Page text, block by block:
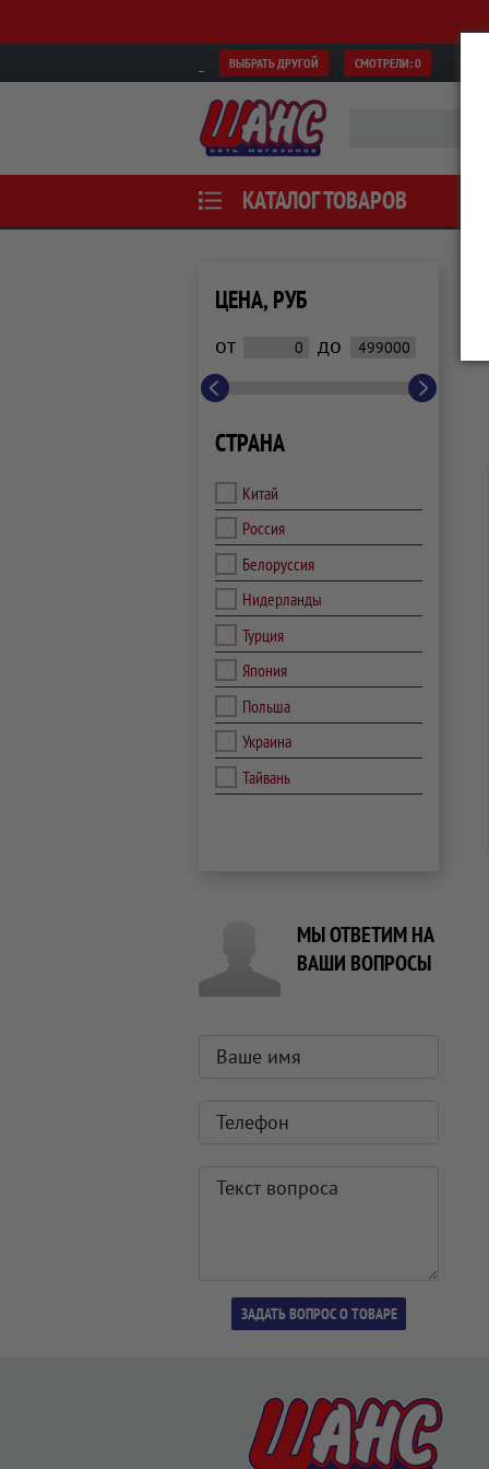
ВЫБРАТЬ ДРУГОЙ СМОТРЕЛИ:0
КАТАЛОГ ТОВАРОВ
ЦЕНА, РУБ
от до
СТРАНА
Китай
Россия
Белоруссия
Нидерланды
Турция
Япония
Польша
Украина
Тайвань
МЫ ОТВЕТИМ НА
ВАШИ ВОПРОСЫ